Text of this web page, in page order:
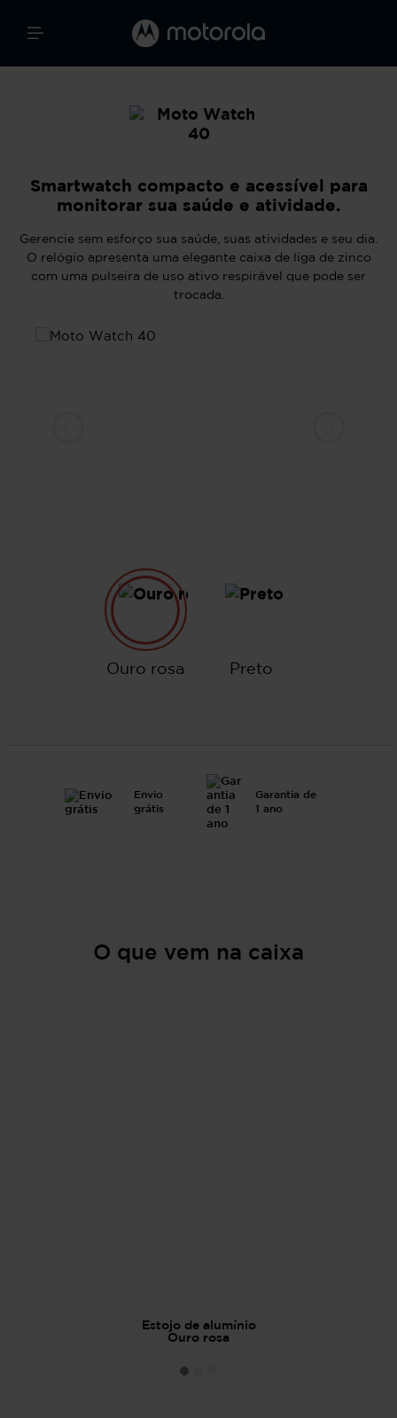
Smartwatch compacto e acessível para
monitorar sua saúde e atividade.
Gerencie sem esforço sua saúde, suas atividades e seu dia.
O relógio apresenta uma elegante caixa de liga de zinco
com uma pulseira de uso ativo respirável que pode ser
trocada.
Ouro rosa
Ouro rosa
Preto
Envio
grátis
Garantia de
1 ano
O que vem na caixa
Estojo de alumínio
Ouro rosa